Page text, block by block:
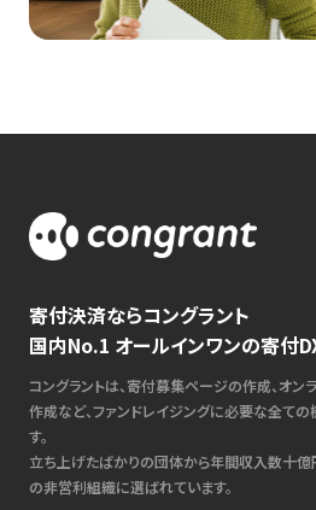
寄付決済ならコングラント
国内No.1 オールインワンの寄付
コングラントは、寄付募集ページの作成、オン
作成など、ファンドレイジングに必要な全て
す。
立ち上げたばかりの団体から年間収入数十
の非営利組織に選ばれています。